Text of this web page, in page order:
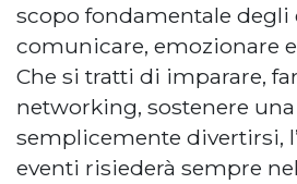
scopo fondamentale degli
comunicare, emozionare
Che si tratti di imparare,
networking, sostenere
semplicemente divertirsi,
eventi risiederà sempre